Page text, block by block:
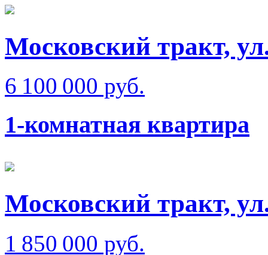
Московский тракт,
6 100 000 руб.
1-комнатная квартира
Московский тракт,
1 850 000 руб.